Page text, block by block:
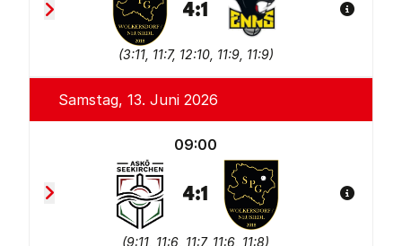
SPG Wolkersdorf/Neusiedl
4:1 TV Wohnplan Enns 2
(3:11, 11:7, 12:10, 11:9, 11:9)
Spiel
Samstag, 13. Juni 2026
09:00
ASKÖ Seekirchen
4:1 SPG Wolkersdorf/
(9:11, 11:6, 11:7, 11:6, 11:8)
Spiel